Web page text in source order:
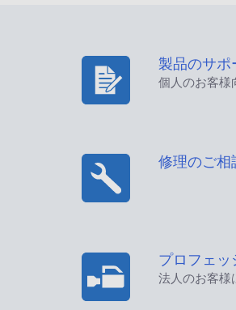
製品のサポ
個人のお客様
修理のご相
プロフェ
法人のお客様